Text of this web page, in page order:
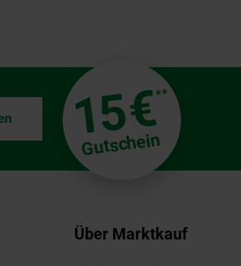
15€**
Gutschein
Über Marktkauf